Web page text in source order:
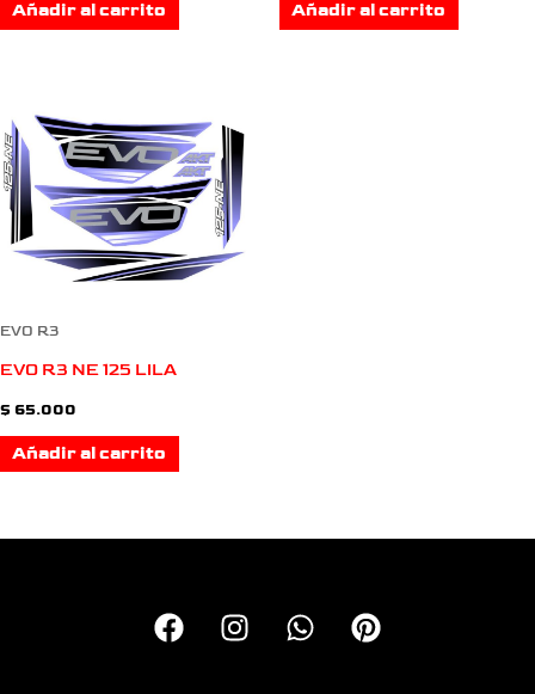
Añadir al carrito Añadir al carrito
EVO R3
EVO R3 NE 125 LILA
$ 65.000
Añadir al carrito